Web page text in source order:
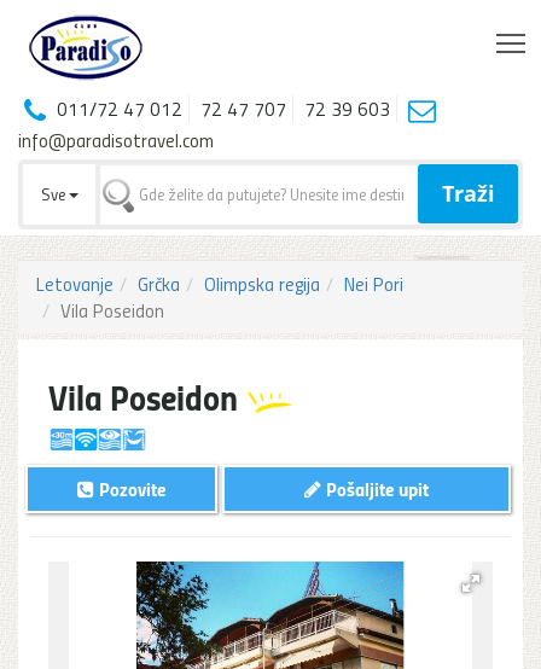
011/72 47 012 72 47 707
72 39 603
info@paradisotravel.com
Sve Traži
Letovanje Grčka Olimpska regija
Nei Pori
Vila Poseidon
Vila Poseidon
Pošaljite upit
Pozovite